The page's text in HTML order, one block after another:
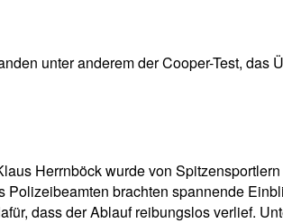
unter anderem der Cooper-Test, das
Herrnböck wurde von
brachten spannende
dass der Ablauf reibungslos verlief.